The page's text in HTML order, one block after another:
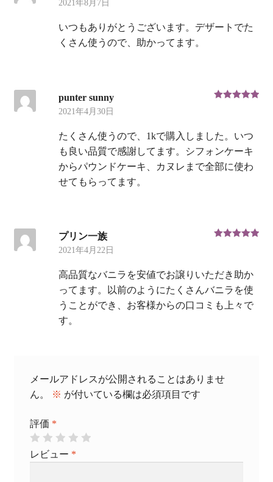
2021年8月7日
いつもありがとうございます。デザートでた
くさん使うので、助かってます。
punter sunny
2021年4月30日
たくさん使うので、1kで購入しました。いつ
も良い品質で感謝してます。シフォンケーキ
からパウンドケーキ、カヌレまで全部に使わ
せてもらってます。
プリン一族
2021年4月22日
高品質なバニラを安値でお譲りいただき助か
ってます。以前のようにたくさんバニラを使
うことができ、お客様からの口コミも上々で
す。
メールアドレスが公開されることはありませ
ん。
※ が付いている欄は必須項目です
評価 *
レビュー *